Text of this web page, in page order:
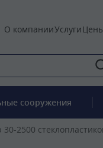
О компанииУслуги
сооружения
2500